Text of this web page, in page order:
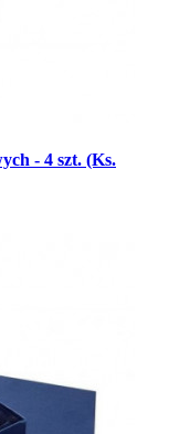
- 4 szt. (Ks.